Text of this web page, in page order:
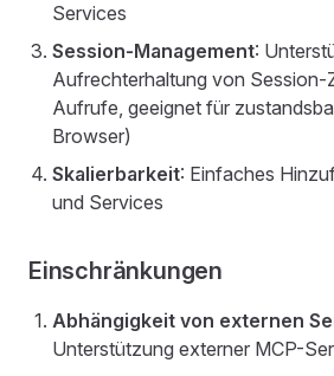
Services
Session-Management:
Aufrechterhaltung von
Aufrufe, geeignet für
Browser)
Skalierbarkeit: Einfaches
und Services
Einschränkungen
Abhängigkeit von externen
Unterstützung externer MCP-